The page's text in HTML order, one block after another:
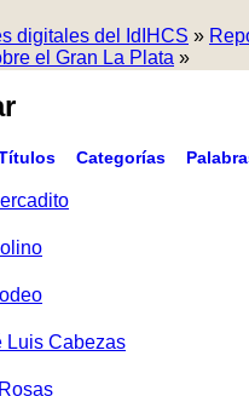
digitales del IdIHCS »
el Gran La Plata »
Categorías
Luis Cabezas